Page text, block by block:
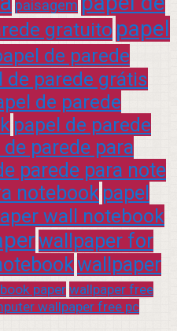
paisagem
gratuito papel
de parede
de parede grátis
de parede
papel de parede
de parede para
parede para note
notebook papel
wall notebook
wallpaper for
wallpaper
paperwallpaper free
wallpaper free pc